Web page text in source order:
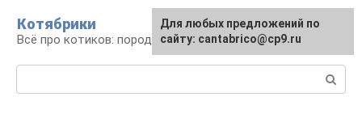
контенту
Котябрики
Всё про котиков: породы, содержание, уход
Для любых предложений по
сайту: cantabrico@cp9.ru